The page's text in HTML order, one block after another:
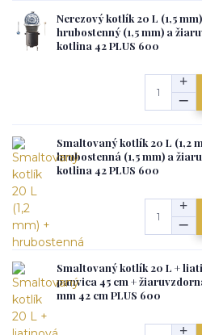
Nerezový kotlík 20 L (1,5
hrubostenný (1,5 mm) a
kotlina 42 PLUS 600
Smaltovaný kotlík 20 L (1,2
hrubostenná (1,5 mm) a
kotlina 42 PLUS 600
Smaltovaný kotlík 20 L +
panvica 45 cm +
mm 42 cm PLUS 600